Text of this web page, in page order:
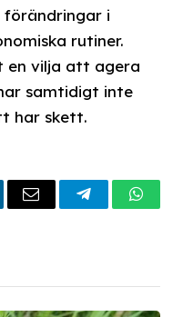
i
rutiner.
en vilja att agera
samtidigt inte
har skett.
Email Telegram